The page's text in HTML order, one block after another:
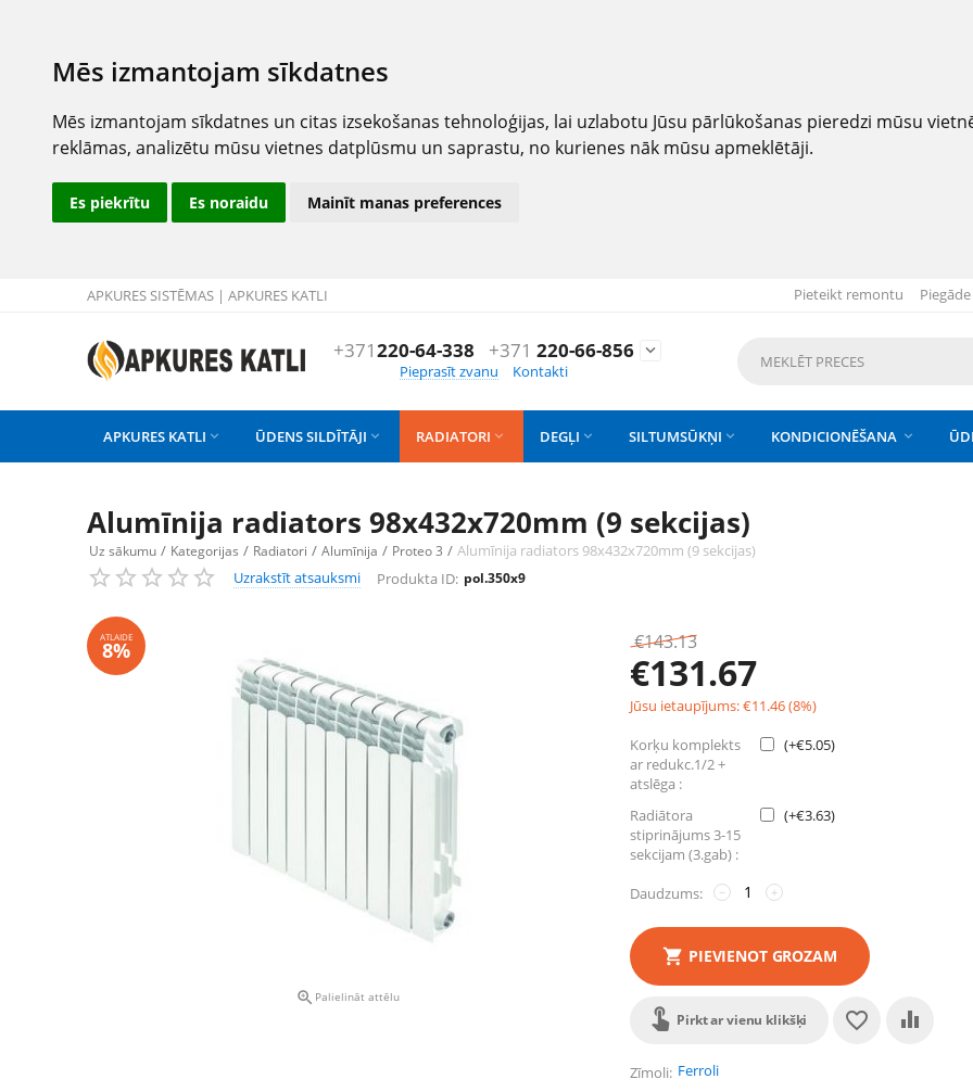
Mēs izmantojam sīkdatnes
Mēs izmantojam sīkdatnes un citas izsekošanas tehnoloģijas, lai uzlabotu Jūsu pārlūkošanas pieredzi mūsu
reklāmas, analizētu mūsu vietnes datplūsmu un saprastu, no kurienes nāk mūsu apmeklētāji.
Es piekrītu Es noraidu Mainīt manas preferences
APKURES SISTĒMAS | APKURES KATLI Pieteikt remontu
+371220-64-338 +371 220-66-856

Pieprasīt zvanu
Kontakti
APKURES KATLI  ŪDENS SILDĪTĀJI  RADIATORI  DEGĻI  SILTUMSŪKŅI  KONDICIONĒŠANA 
Alumīnija radiators 98x432x720mm (9 sekcijas)
Uz sākumu / Kategorijas / Radiatori / Alumīnija / Proteo 3 / Alumīnija radiators 98x432x720mm (9 sekcijas)
Uzrakstīt atsauksmi Produkta ID: pol.350x9
ATLAIDE
8%
 Palielināt attēlu
€143.13
€131.67
Jūsu ietaupījums:€11.46(8%)
Korķu komplekts
ar redukc.1/2 +
atslēga :
(+€5.05)
Radiātora
stiprinājums 3-15
sekcijam (3.gab) :
(+€3.63)
Daudzums: +
−
PIEVIENOT GROZAM
Pirkt ar vienu klikšķi
Zīmoli Ferroli